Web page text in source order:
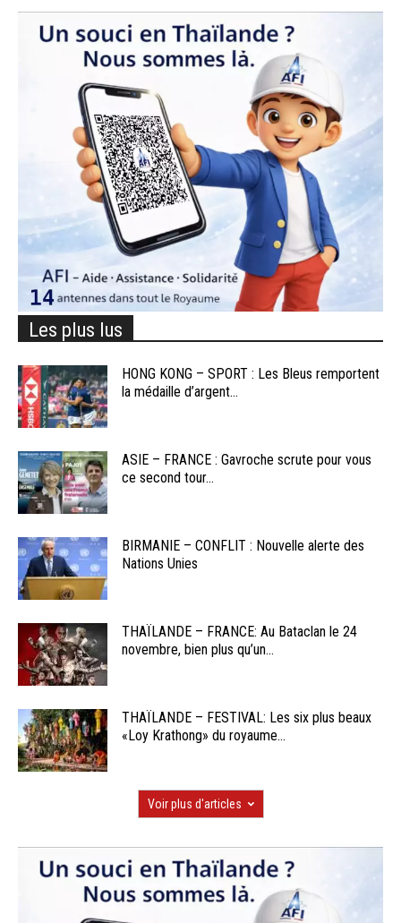
Les plus lus
HONG KONG – SPORT : Les Bleus remportent
la médaille d’argent...
ASIE – FRANCE : Gavroche scrute pour vous
ce second tour...
BIRMANIE – CONFLIT : Nouvelle alerte des
Nations Unies
THAÏLANDE – FRANCE: Au Bataclan le 24
novembre, bien plus qu’un...
THAÏLANDE – FESTIVAL: Les six plus beaux
«Loy Krathong» du royaume...
Voir plus d'articles